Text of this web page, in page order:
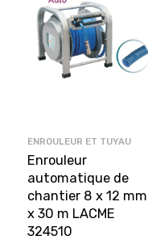
ENROULEUR ET TUYAU
Enrouleur
automatique de
chantier 8 x 12 mm
x 30 m LACME
324510